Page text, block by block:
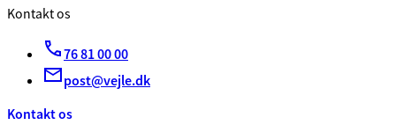
Kontakt os
76 81 00 00
post@vejle.dk
Kontakt os